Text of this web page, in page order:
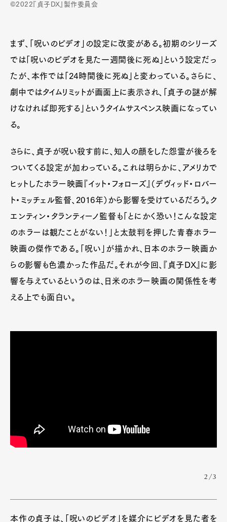
©2022『貞子DX』製作委員会
まず、「呪いのビデオ」の設定に改変がある。初期のシリーズ
では「呪いのビデオを見た一週間後に死ぬ」という設定だっ
たが、本作では「24時間後に死ぬ」と変わっている。さらに、
劇中ではタイムリミットが画面上に表示され、「貞子の謎が解
けなければ即死する」というタイムサスペンス映画になってい
る。
さらに、貞子が呪い殺す前に、知人の顔をした怨霊が後ろを
ついてくる設定が加わっている。これは明らかに、アメリカで
ヒットしたホラー映画『イット・フォローズ』（デヴィッド・ロバー
ト・ミッチェル監督、2016年）から影響を受けているだろう。ク
エンティン・タランティーノ監督も「とにかく恐い！こんな設定
のホラーは観たことがない！」と太鼓判を押した青春ホラー
映画の傑作である。「呪い」が描かれ、日本のホラー映画か
らの影響も色濃かった作品だ。それが今回、『貞子DX』に影
響を与えているというのは、日米のホラー映画の関係性を考
える上でも面白い。
2/3
本作の貞子は、「呪いのビデオ」を媒介にビデオを見た者を